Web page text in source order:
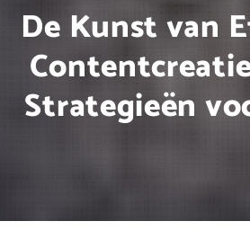
De Kunst van
Strategieën